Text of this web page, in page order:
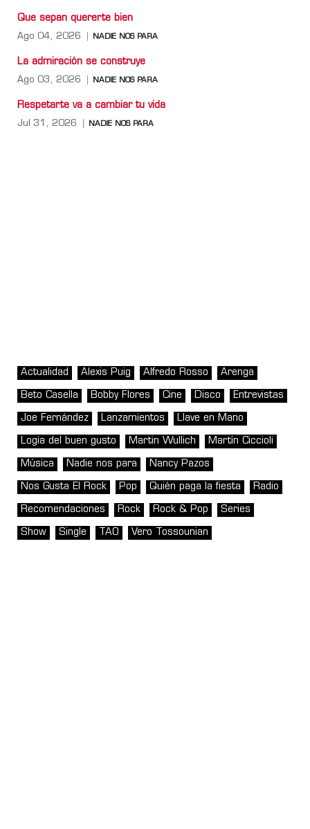
Que sepan quererte bien
Ago 04, 2026 NADIE NOS PARA
La admiración se construye
Ago 03, 2026 NADIE NOS PARA
Respetarte va a cambiar tu vida
Jul 31, 2026 NADIE NOS PARA
Actualidad Alexis Puig Alfredo Rosso Arenga
Beto Casella Bobby Flores Cine Disco Entrevistas
Joe Fernández Lanzamientos Llave en Mano
Logia del buen gusto Martin Wullich Martín Ciccioli
Música Nadie nos para Nancy Pazos
Nos Gusta El Rock Pop Quién paga la fiesta Radio
Recomendaciones Rock Rock & Pop Series
Show Single TAO Vero Tossounian